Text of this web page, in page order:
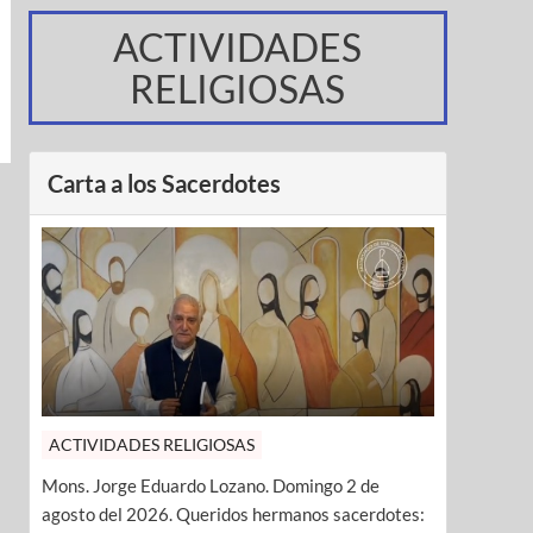
ACTIVIDADES
RELIGIOSAS
Carta a los Sacerdotes
ACTIVIDADES RELIGIOSAS
Mons. Jorge Eduardo Lozano. Domingo 2 de
agosto del 2026. Queridos hermanos sacerdotes: